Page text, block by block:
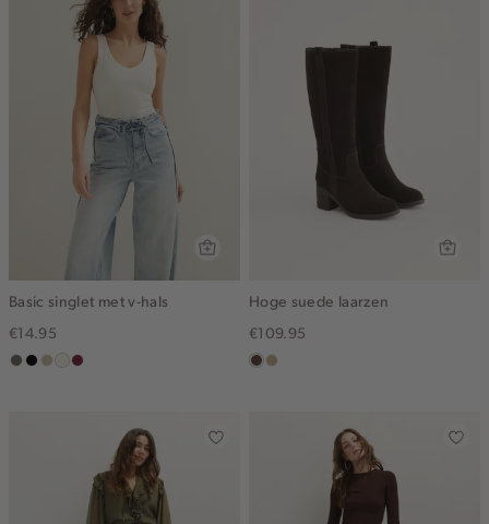
Basic singlet met v-hals
€14.95
middenbruin
zwartlichtzand
wit,bordeaux
Hoge suede laarzen
€109.95
donkerbruin
zand